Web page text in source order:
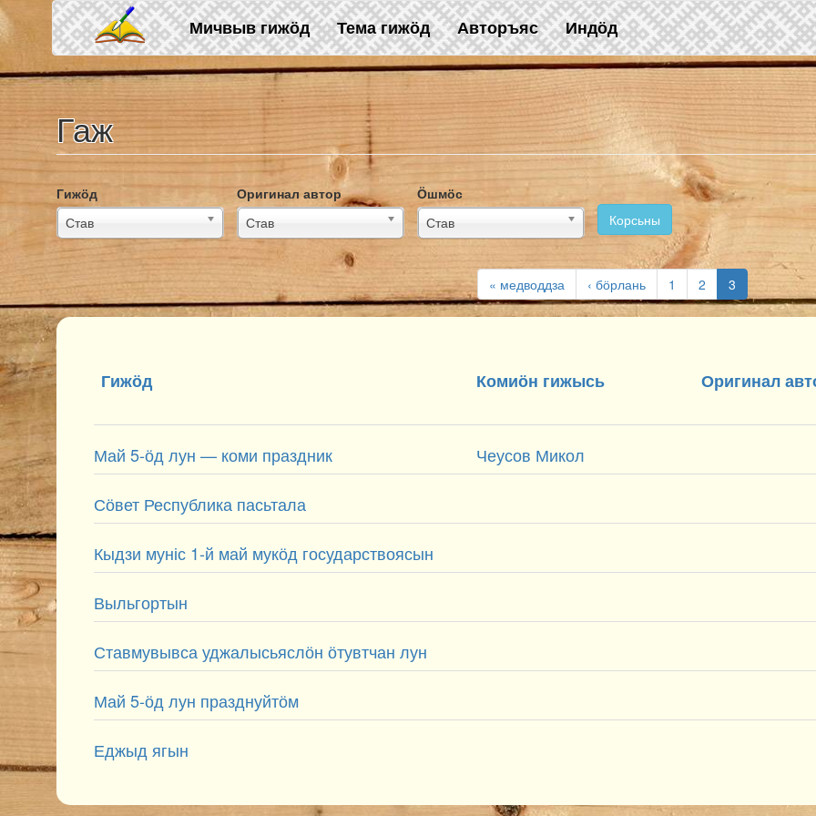
Skip to main content
Мичвыв гижӧд Тема гижӧд Авторъяс Индӧд
Гаж
Гижӧд
Став
Оригинал автор
Став
Ӧшмӧс
Став
Корсьны
« медводдза ‹ бӧрлань 1 2 3
Гижӧд Комиӧн гижысь Оригинал
Май 5-ӧд лун — коми праздник Чеусов Микол
Сӧвет Республика пасьтала
Кыдзи муніс 1-й май мукӧд государствоясын
Выльгортын
Ставмувывса уджалысьяслӧн ӧтувтчан лун
Май 5-ӧд лун празднуйтӧм
Еджыд ягын